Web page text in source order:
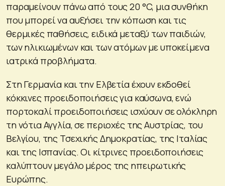
παραμείνουν πάνω από τους 20 °C, μια συνθήκη
που μπορεί να αυξήσει την κόπωση και τις
θερμικές παθήσεις, ειδικά μεταξύ των παιδιών,
των ηλικιωμένων και των ατόμων με υποκείμενα
ιατρικά προβλήματα.
Στη Γερμανία και την Ελβετία έχουν εκδοθεί
κόκκινες προειδοποιήσεις για καύσωνα, ενώ
πορτοκαλί προειδοποιήσεις ισχύουν σε ολόκληρη
τη νότια Αγγλία, σε περιοχές της Αυστρίας, του
Βελγίου, της Τσεχικής Δημοκρατίας, της Ιταλίας
και της Ισπανίας. Οι κίτρινες προειδοποιήσεις
καλύπτουν μεγάλο μέρος της ηπειρωτικής
Ευρώπης.